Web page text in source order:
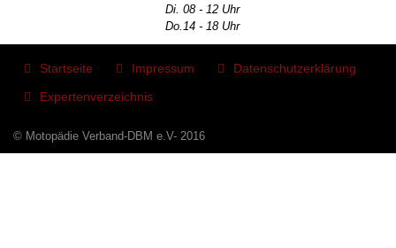
Di. 08 - 12 Uhr
Do.14 - 18 Uhr
Startseite Impressum Datenschutzerklärung
Expertenverzeichnis
© Motopädie Verband-DBM e.V- 2016